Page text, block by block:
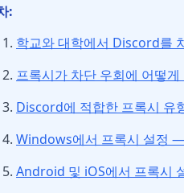
:
학교와 대학에서 Discord를
프록시가 차단 우회에 어떻
Discord에 적합한 프록시 유
Windows에서 프록시 설정
Android 및 iOS에서 프록시